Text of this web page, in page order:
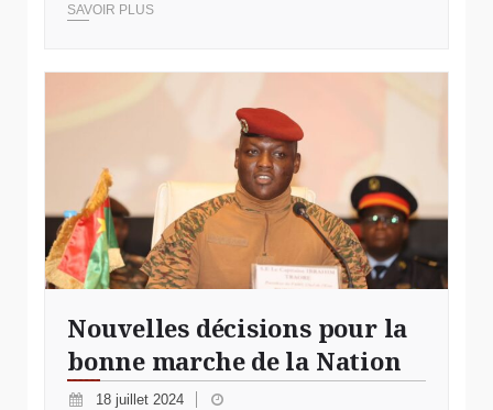
SAVOIR PLUS
Nouvelles décisions pour la
bonne marche de la Nation
18 juillet 2024